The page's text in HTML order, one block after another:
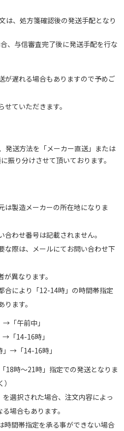
は、処方箋確認後の発送手配となり
、与信審査完了後に発送手配を行な
が遅れる場合もありますので予めご
ていただきます。
発送方法を「メーカー直送」または
振り分けさせて頂いております。
は製造メーカーの所在地になりま
わせ番号は記載されません。
な際は、メールにてお問い合わせ下
異なります。
合により「12-14時」の時間帯指定
ます。
「午前中」
「14-16時」
→「14-16時」
18時～21時」指定での発送となりま
選択された場合、注文内容によっ
場合もあります。
時間帯指定を承る事ができない場合